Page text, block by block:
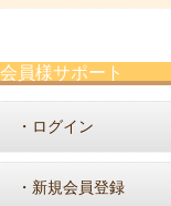
会員様サポート
・ ログイン
・ 新規会員登録